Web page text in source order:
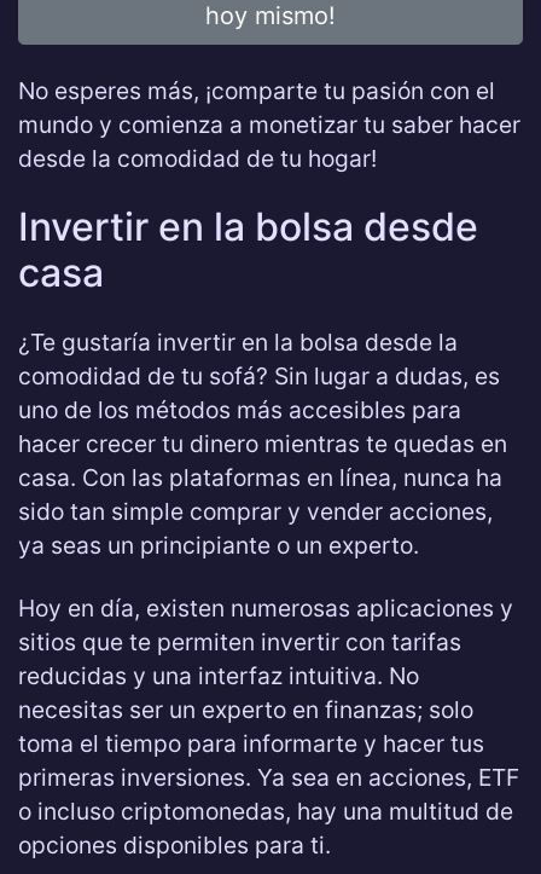
hoy mismo!
No esperes más, ¡comparte tu pasión con el
mundo y comienza a monetizar tu saber hacer
desde la comodidad de tu hogar!
Invertir en la bolsa desde
casa
¿Te gustaría invertir en la bolsa desde la
comodidad de tu sofá? Sin lugar a dudas, es
uno de los métodos más accesibles para
hacer crecer tu dinero mientras te quedas en
casa. Con las plataformas en línea, nunca ha
sido tan simple comprar y vender acciones,
ya seas un principiante o un experto.
Hoy en día, existen numerosas aplicaciones y
sitios que te permiten invertir con tarifas
reducidas y una interfaz intuitiva. No
necesitas ser un experto en finanzas; solo
toma el tiempo para informarte y hacer tus
primeras inversiones. Ya sea en acciones, ETF
o incluso criptomonedas, hay una multitud de
opciones disponibles para ti.